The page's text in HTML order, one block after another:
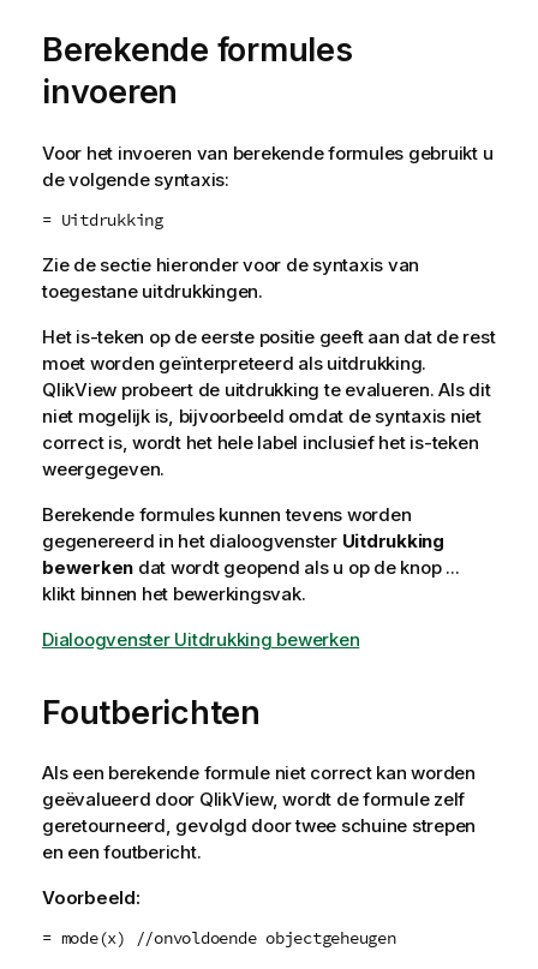
Berekende formules
invoeren
Voor het invoeren van berekende formules gebruikt u
de volgende syntaxis:
= Uitdrukking
Zie de sectie hieronder voor de syntaxis van
toegestane uitdrukkingen.
Het is-teken op de eerste positie geeft aan dat de rest
moet worden geïnterpreteerd als uitdrukking.
QlikView probeert de uitdrukking te evalueren. Als dit
niet mogelijk is, bijvoorbeeld omdat de syntaxis niet
correct is, wordt het hele label inclusief het is-teken
weergegeven.
Berekende formules kunnen tevens worden
gegenereerd in het dialoogvenster Uitdrukking
bewerken dat wordt geopend als u op de knop ...
klikt binnen het bewerkingsvak.
Dialoogvenster Uitdrukking bewerken
Foutberichten
Als een berekende formule niet correct kan worden
geëvalueerd door QlikView, wordt de formule zelf
geretourneerd, gevolgd door twee schuine strepen
en een foutbericht.
Voorbeeld:
= mode(x) //onvoldoende objectgeheugen